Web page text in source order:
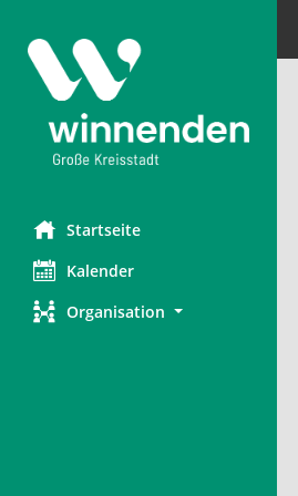
Startseite
Kalender
Organisation